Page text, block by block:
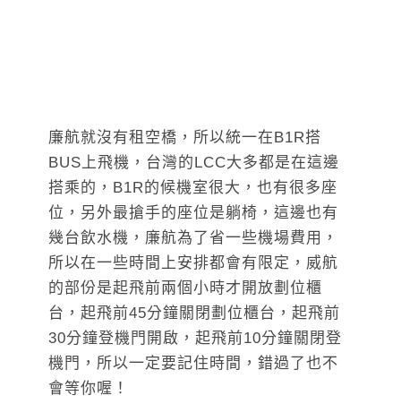
廉航就沒有租空橋，所以統一在B1R搭
BUS上飛機，台灣的LCC大多都是在這邊
搭乘的，B1R的候機室很大，也有很多座
位，另外最搶手的座位是躺椅，這邊也有
幾台飲水機，廉航為了省一些機場費用，
所以在一些時間上安排都會有限定，威航
的部份是起飛前兩個小時才開放劃位櫃
台，起飛前45分鐘關閉劃位櫃台，起飛前
30分鐘登機門開啟，起飛前10分鐘關閉登
機門，所以一定要記住時間，錯過了也不
會等你喔！